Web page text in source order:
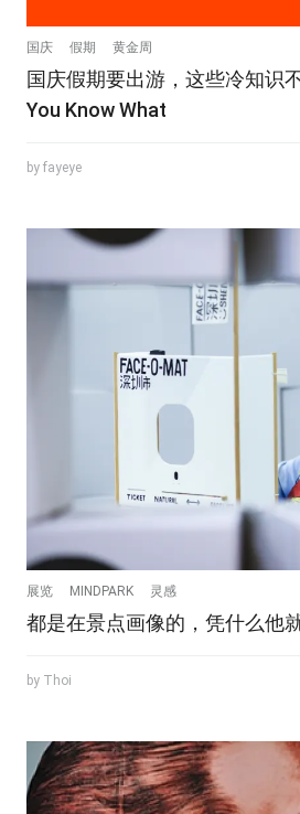
国庆 假期 黄金周
国庆假期要出游，这些冷知识
You Know What
by fayeye
展览 MINDPARK 灵感
都是在景点画像的，凭什么他
by Thoi